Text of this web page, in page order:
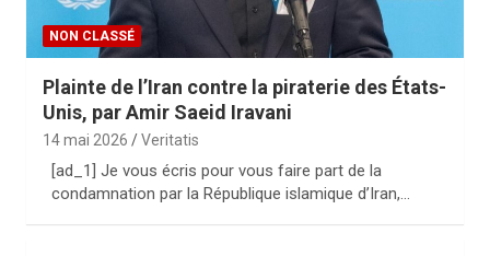
NON CLASSÉ
Plainte de l’Iran contre la piraterie des États-
Unis, par Amir Saeid Iravani
14 mai 2026 Veritatis
[ad_1] Je vous écris pour vous faire part de la
condamnation par la République islamique d’Iran,…